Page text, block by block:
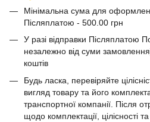
Мінімальна сума для
Післяплатою - 500.00 грн
У разі відправки Післяплатою
незалежно від суми
коштів
Будь ласка, перевіряйте
вигляд товару та його
транспортної компанії. Після
щодо комплектації, цілісності